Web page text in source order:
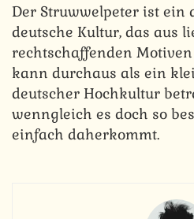
Der Struwwelpeter ist ein
deutsche Kultur, das aus
rechtschaffenden
kann durchaus als ein
deutscher Hochkultur
wenngleich es doch so
einfach daherkommt.